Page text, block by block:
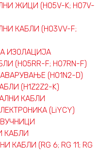
ЖИЦИ (H05V-K; H07V-
КАБЛИ (H03VV-F;
ИЗОЛАЦИЈА
(H05RR-F; H07RN-F)
(H01N2-D)
(H1Z2Z2-K)
КАБЛИ
(LiYCY)
КАБЛИ
КАБЛИ (RG 6; RG 11; RG